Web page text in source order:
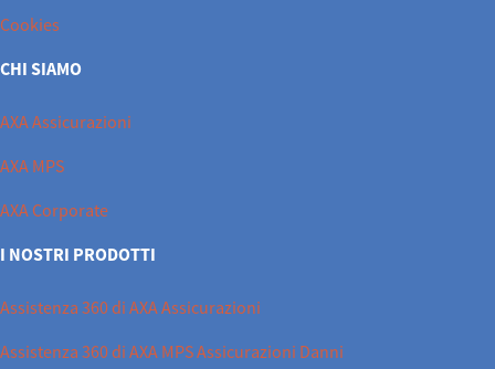
Cookies
CHI SIAMO
AXA Assicurazioni
AXA MPS
AXA Corporate
I NOSTRI PRODOTTI
Assistenza 360 di AXA Assicurazioni
Assistenza 360 di AXA MPS Assicurazioni Danni